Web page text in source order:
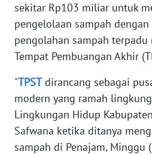
sekitar Rp103 miliar untuk
pengelolaan sampah
pengolahan sampah terpadu
Tempat Pembuangan Akhir
"TPSTdirancang sebagai
modern yang ramah
Lingkungan Hidup
Safwana ketika ditanya
sampah di Penajam, Minggu
Wahana
News
Regional
WN
WN
JAKARTA